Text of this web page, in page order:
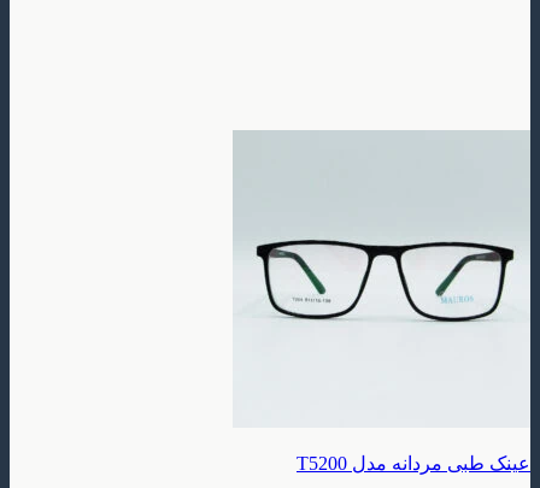
عینک طبی مردانه مدل T5200